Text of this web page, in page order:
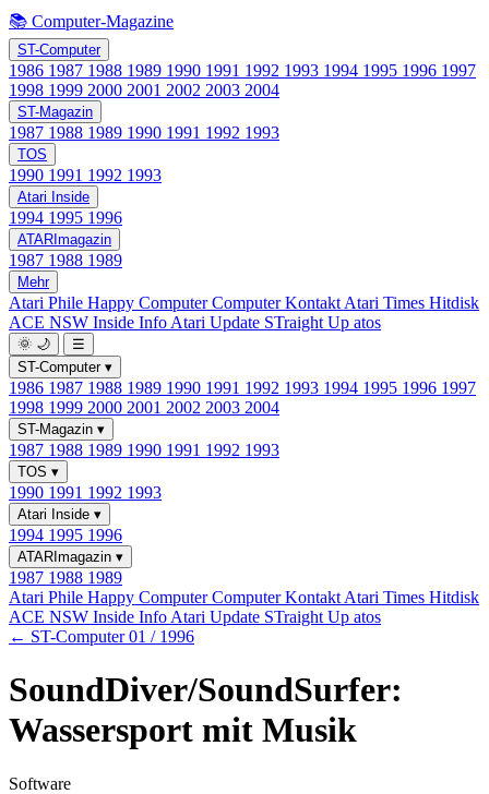
📚 Computer-Magazine
ST-Computer
1986 1987 1988 1989 1990 1991 1992 1993 1994 1995 1996 1997
1998 1999 2000 2001 2002 2003 2004
ST-Magazin
1987 1988 1989 1990 1991 1992 1993
TOS
1990 1991 1992 1993
Atari Inside
1994 1995 1996
ATARImagazin
1987 1988 1989
Mehr
Atari Phile Happy ComputerComputer Kontakt Atari Times Hitdisk
ACE NSW Inside Info Atari Update STraight Up atos
🌞 🌙
☰
ST-Computer ▾
1986 1987 1988 1989 1990 1991 1992 1993 1994 1995 1996 1997
1998 1999 2000 2001 2002 2003 2004
ST-Magazin ▾
1987 1988 1989 1990 1991 1992 1993
TOS ▾
1990 1991 1992 1993
Atari Inside ▾
1994 1995 1996
ATARImagazin ▾
1987 1988 1989
Atari Phile Happy ComputerComputer Kontakt Atari Times Hitdisk
ACE NSW Inside Info Atari Update STraight Up atos
← ST-Computer 01 / 1996
SoundDiver/SoundSurfer:
Wassersport mit Musik
Software